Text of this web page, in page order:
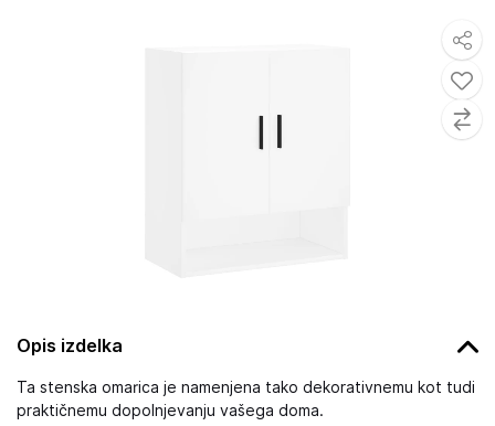
Opis izdelka
Ta stenska omarica je namenjena tako dekorativnemu kot tudi
praktičnemu dopolnjevanju vašega doma.